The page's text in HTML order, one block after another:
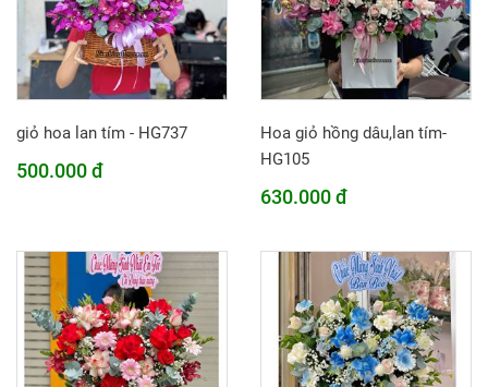
giỏ hoa lan tím - HG737
500.000 đ
Hoa giỏ hồng dâu,lan tím-
HG105
630.000 đ